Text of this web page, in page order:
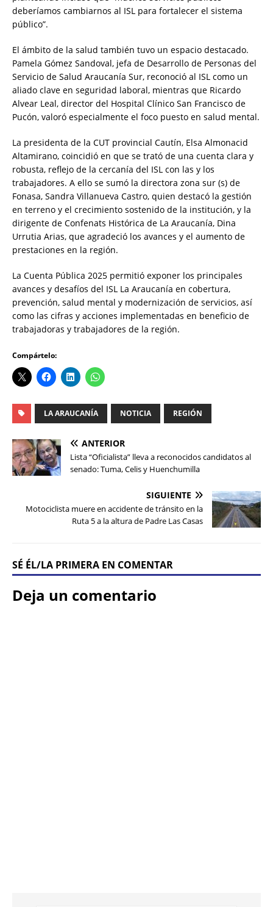
deberíamos cambiarnos al ISL para fortalecer el sistema
público”.
El ámbito de la salud también tuvo un espacio destacado.
Pamela Gómez Sandoval, jefa de Desarrollo de Personas del
Servicio de Salud Araucanía Sur, reconoció al ISL como un
aliado clave en seguridad laboral, mientras que Ricardo
Alvear Leal, director del Hospital Clínico San Francisco de
Pucón, valoró especialmente el foco puesto en salud mental.
La presidenta de la CUT provincial Cautín, Elsa Almonacid
Altamirano, coincidió en que se trató de una cuenta clara y
robusta, reflejo de la cercanía del ISL con las y los
trabajadores. A ello se sumó la directora zona sur (s) de
Fonasa, Sandra Villanueva Castro, quien destacó la gestión
en terreno y el crecimiento sostenido de la institución, y la
dirigente de Confenats Histórica de La Araucanía, Dina
Urrutia Arias, que agradeció los avances y el aumento de
prestaciones en la región.
La Cuenta Pública 2025 permitió exponer los principales
avances y desafíos del ISL La Araucanía en cobertura,
prevención, salud mental y modernización de servicios, así
como las cifras y acciones implementadas en beneficio de
trabajadoras y trabajadores de la región.
Compártelo:
LA ARAUCANÍA NOTICIA REGIÓN
ANTERIOR
Lista “Oficialista” lleva a reconocidos candidatos al
senado: Tuma, Celis y Huenchumilla
SIGUIENTE
Motociclista muere en accidente de tránsito en la
Ruta 5 a la altura de Padre Las Casas
SÉ ÉL/LA PRIMERA EN COMENTAR
Deja un comentario